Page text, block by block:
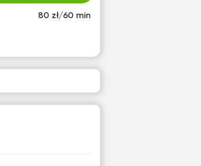
80 zł/60 min
15
dostępnych